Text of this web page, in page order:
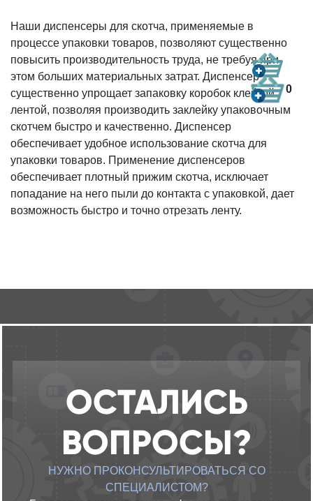
0
Наши диспенсеры для скотча, применяемые в
процессе упаковки товаров, позволяют существенно
повысить производительность труда, не требуя при
этом больших материальных затрат. Диспенсер
существенно упрощает запаковку коробок клейкой
лентой, позволяя производить заклейку упаковочным
скотчем быстро и качественно. Диспенсер
обеспечивает удобное использование скотча для
упаковки товаров. Применение диспенсеров
обеспечивает плотный прижим скотча, исключает
попадание на него пыли до контакта с упаковкой, дает
возможность быстро и точно отрезать ленту.
ОСТАЛИСЬ
ВОПРОСЫ?
НУЖНО ПРОКОНСУЛЬТИРОВАТЬСЯ СО
СПЕЦИАЛИСТОМ?